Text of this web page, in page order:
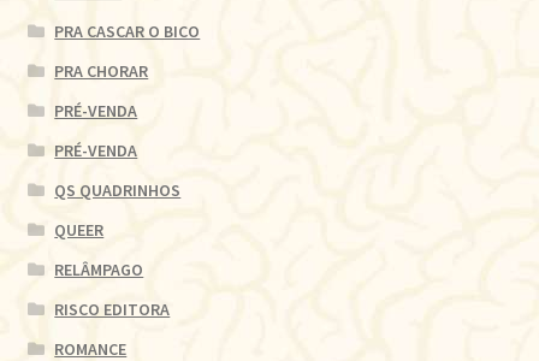
PRA CASCAR O BICO
PRA CHORAR
PRÉ-VENDA
PRÉ-VENDA
QS QUADRINHOS
QUEER
RELÂMPAGO
RISCO EDITORA
ROMANCE